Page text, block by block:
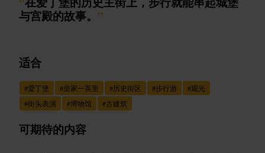
与宫殿的故事。 ”
适合
#爱丁堡 #皇家一英里 #历史街区 #步行游 #观光
#街头表演 #博物馆 #古建筑
可期待的内容